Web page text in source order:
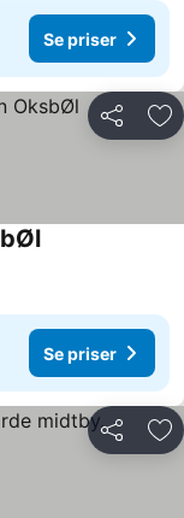
Se priser
Del
Se priser
Se priser
Del